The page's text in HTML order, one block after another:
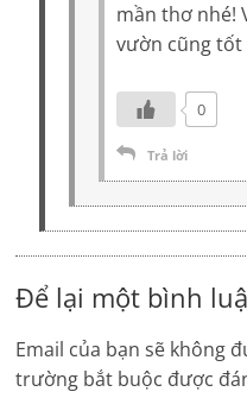
mần thơ nhé!
vườn cũng
0
Trả lời
Để lại một bình
Email của bạn sẽ không
trường bắt buộc được